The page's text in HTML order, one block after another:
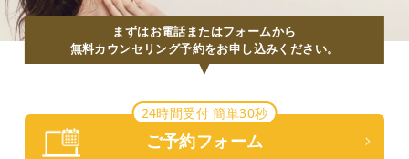
まずはお電話またはフォームから
無料カウンセリング予約をお申し込みください。
24時間受付 簡単30秒
ご予約フォーム